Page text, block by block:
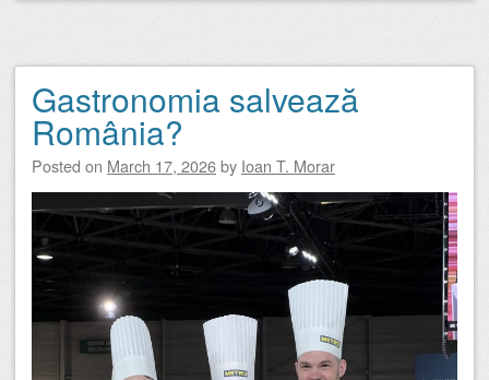
Gastronomia salvează
România?
Posted on March 17, 2026by Ioan T. Morar